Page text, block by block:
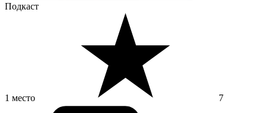
Подкаст
1 место 7